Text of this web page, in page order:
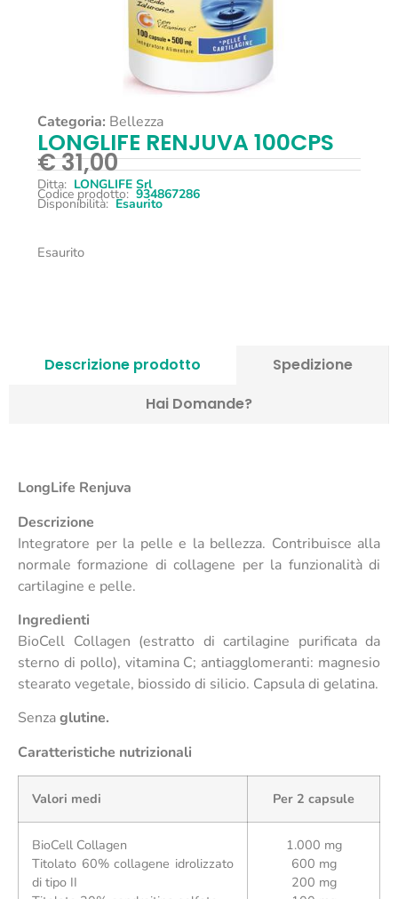
Categoria: Bellezza
LONGLIFE RENJUVA 100CPS
€31,00
Ditta: LONGLIFE Srl
Codice prodotto: 934867286
Disponibilità: Esaurito
Esaurito
Descrizione prodotto
Spedizione
Hai Domande?
LongLife Renjuva
Descrizione
Integratore per la pelle e la bellezza. Contribuisce alla
normale formazione di collagene per la funzionalità di
cartilagine e pelle.
Ingredienti
BioCell Collagen (estratto di cartilagine purificata da
sterno di pollo), vitamina C; antiagglomeranti: magnesio
stearato vegetale, biossido di silicio. Capsula di gelatina.
Senzaglutine.
Caratteristiche nutrizionali
Valori medi Per 2 capsule
BioCell Collagen
Titolato 60% collagene idrolizzato
di tipo II
1.000 mg
600 mg
200 mg